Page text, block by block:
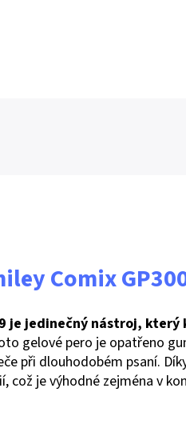
Comix
je jedinečný nástroj, který
gelové pero je opatřeno
při dlouhodobém psaní.
je výhodné zejména v